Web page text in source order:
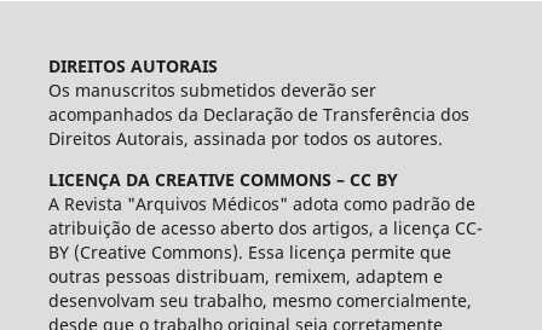
DIREITOS AUTORAIS
Os manuscritos submetidos deverão ser
acompanhados da Declaração de Transferência dos
Direitos Autorais, assinada por todos os autores.
LICENÇA DA CREATIVE COMMONS – CC BY
A Revista "Arquivos Médicos" adota como padrão de
atribuição de acesso aberto dos artigos, a licença CC-
BY (Creative Commons). Essa licença permite que
outras pessoas distribuam, remixem, adaptem e
desenvolvam seu trabalho, mesmo comercialmente,
desde que o trabalho original seja corretamente